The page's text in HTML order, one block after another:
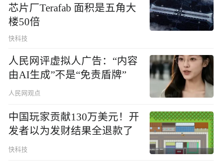
芯片厂Terafab 面积是五角大
楼50倍
快科技
人民网评虚拟人广告：“内容
由AI生成”不是“免责盾牌”
人民网观点
中国玩家贡献130万美元！开
发者以为发财结果全退款了
快科技